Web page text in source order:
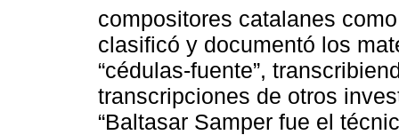
compositores catalanes
clasificó y documentó los
“cédulas-fuente”,
transcripciones de otros
“Baltasar Samper fue el